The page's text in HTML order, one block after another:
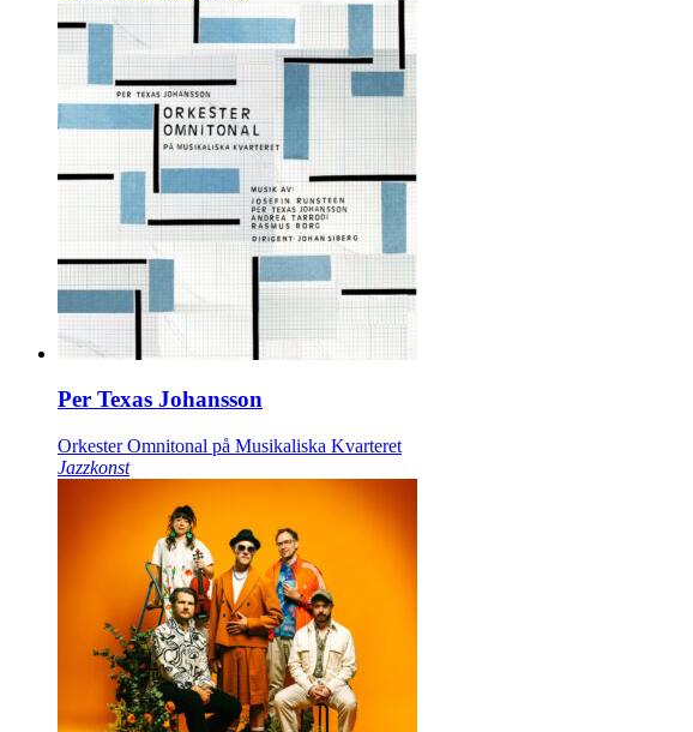
Per Texas Johansson
Orkester Omnitonal på Musikaliska Kvarteret
Jazzkonst